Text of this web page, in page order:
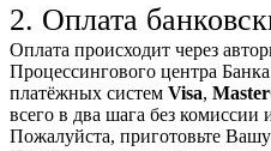
2. Оплата
Оплата происходит через
Процессингового центра
платёжных систем Visa,
всего в два шага без комиссии
Пожалуйста, приготовьте